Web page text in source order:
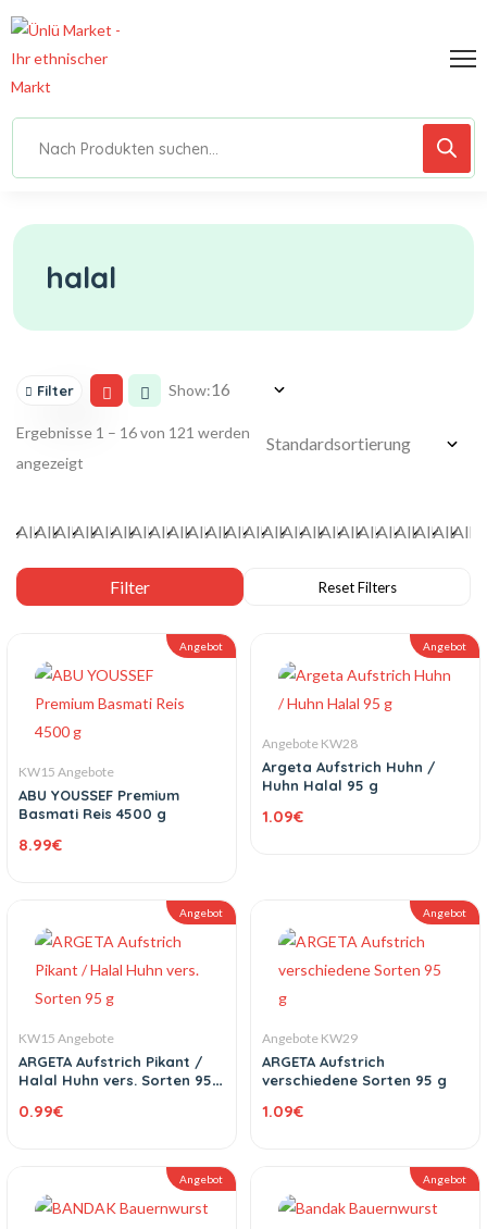
halal
Filter Show:
Ergebnisse 1 – 16 von 121 werden
angezeigt
Angebot
KW15 Angebote
ABU YOUSSEF Premium
Basmati Reis 4500 g
8.99€
Angebot
Angebote KW28
Argeta Aufstrich Huhn /
Huhn Halal 95 g
1.09€
Angebot
KW15 Angebote
ARGETA Aufstrich Pikant /
Halal Huhn vers. Sorten 95
0.99€
Angebot
Angebote KW29
ARGETA Aufstrich
verschiedene Sorten 95 g
1.09€
Angebot Angebot